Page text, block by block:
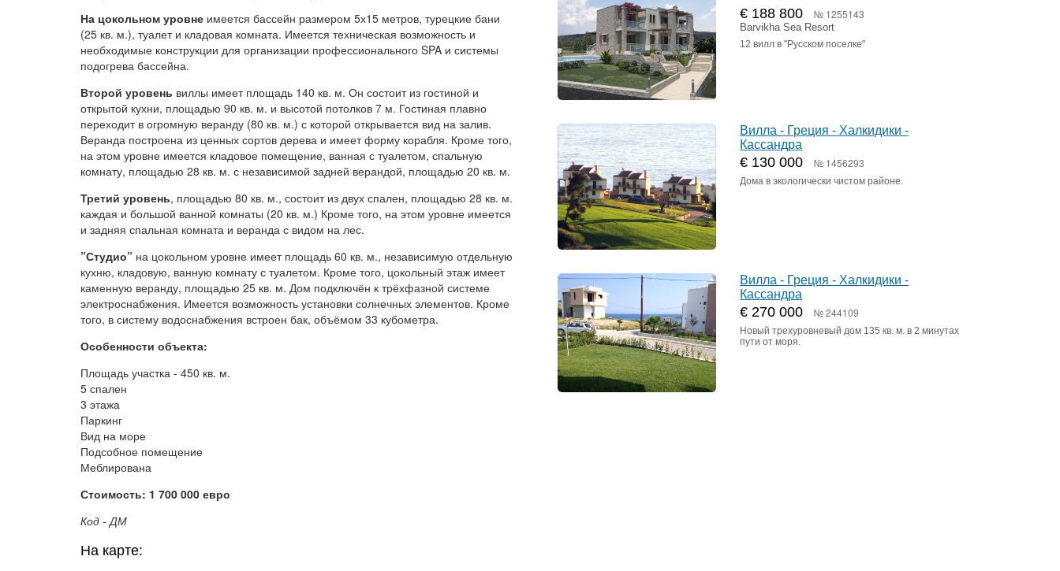
На цокольном уровне имеется бассейн размером 5х15 метров, турецкие бани
(25 кв. м.), туалет и кладовая комната. Имеется техническая возможность и
необходимые конструкции для организации профессионального SPA и системы
подогрева бассейна.
Второй уровень виллы имеет площадь 140 кв. м. Он состоит из гостиной и
открытой кухни, площадью 90 кв. м. и высотой потолков 7 м. Гостиная плавно
переходит в огромную веранду (80 кв. м.) с которой открывается вид на залив.
Веранда построена из ценных сортов дерева и имеет форму корабля. Кроме того,
на этом уровне имеется кладовое помещение, ванная с туалетом, спальную
комнату, площадью 28 кв. м. с независимой задней верандой, площадью 20 кв. м.
Третий уровень, площадью 80 кв. м., состоит из двух спален, площадью 28 кв. м.
каждая и большой ванной комнаты (20 кв. м.) Кроме того, на этом уровне имеется
и задняя спальная комната и веранда с видом на лес.
”Студио” на цокольном уровне имеет площадь 60 кв. м., независимую отдельную
кухню, кладовую, ванную комнату с туалетом. Кроме того, цокольный этаж имеет
каменную веранду, площадью 25 кв. м. Дом подключён к трёхфазной системе
электроснабжения. Имеется возможность установки солнечных элементов. Кроме
того, в систему водоснабжения встроен бак, объёмом 33 кубометра.
Особенности объекта:
Площадь участка - 450 кв. м.
5 спален
3 этажа
Паркинг
Вид на море
Подсобное помещение
Меблирована
Стоимость: 1 700 000 евро
Код - ДМ
На карте:
€ 188 800 № 1255143
Barvikha Sea Resort
12 вилл в "Русском поселке"
Вилла - Греция - Халкидики -
Кассандра
€ 130 000 № 1456293
Дома в экологически чистом районе.
Вилла - Греция - Халкидики -
Кассандра
€ 270 000 № 244109
Новый трехуровневый дом 135 кв. м. в 2 минутах
пути от моря.